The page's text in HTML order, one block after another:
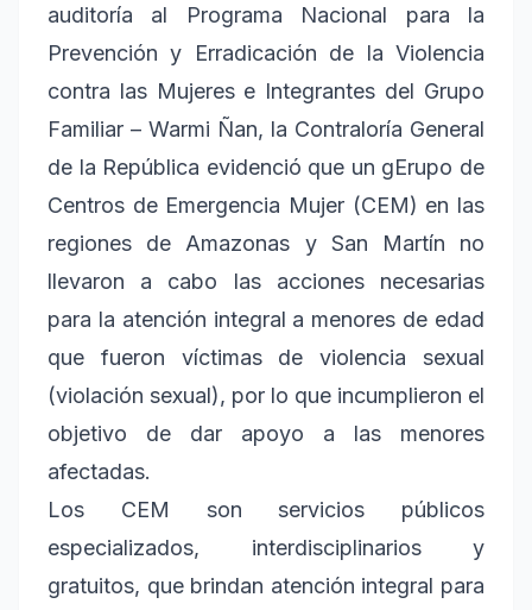
auditoría al Programa Nacional para la
Prevención y Erradicación de la Violencia
contra las Mujeres e Integrantes del Grupo
Familiar – Warmi Ñan, la Contraloría General
de la República evidenció que un gErupo de
Centros de Emergencia Mujer (CEM) en las
regiones de Amazonas y San Martín no
llevaron a cabo las acciones necesarias
para la atención integral a menores de edad
que fueron víctimas de violencia sexual
(violación sexual), por lo que incumplieron el
objetivo de dar apoyo a las menores
afectadas.
Los CEM son servicios públicos
especializados, interdisciplinarios y
gratuitos, que brindan atención integral para